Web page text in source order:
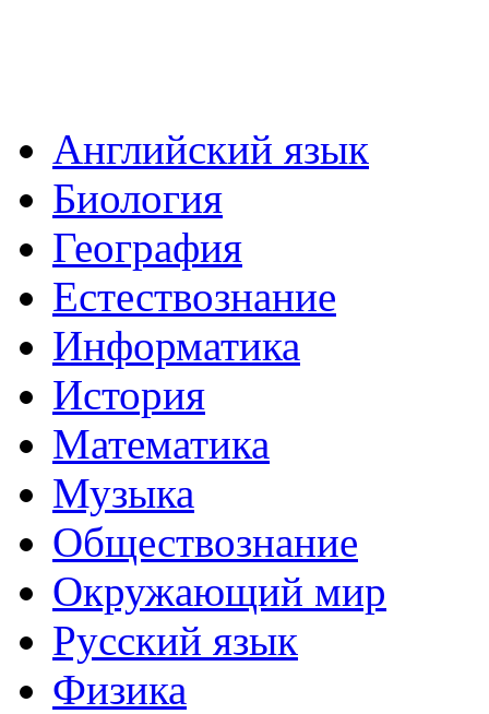
Английский язык
Биология
География
Естествознание
Информатика
История
Математика
Музыка
Обществознание
Окружающий мир
Русский язык
Физика